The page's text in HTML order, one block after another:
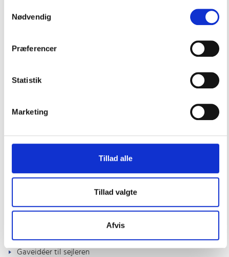
Nødvendig
Præferencer
Statistik
Marketing
Tillad alle
Tillad valgte
Afvis
Ankering
Bådpleje & Vedligeholdelse
Dæks & Kalechedele
Gaveidéer til sejleren